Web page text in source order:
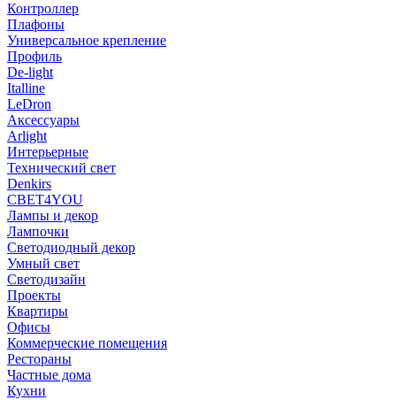
Контроллер
Плафоны
Универсальное крепление
Профиль
De-light
Italline
LeDron
Аксессуары
Arlight
Интерьерные
Технический свет
Denkirs
СВЕТ4YOU
Лампы и декор
Лампочки
Светодиодный декор
Умный свет
Светодизайн
Проекты
Квартиры
Офисы
Коммерческие помещения
Рестораны
Частные дома
Кухни